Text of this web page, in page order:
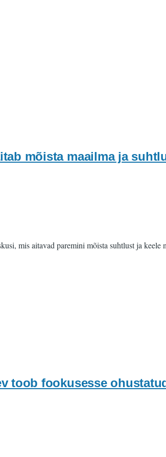
mõista maailma ja
mis aitavad paremini mõista suhtlust ja
toob fookusesse